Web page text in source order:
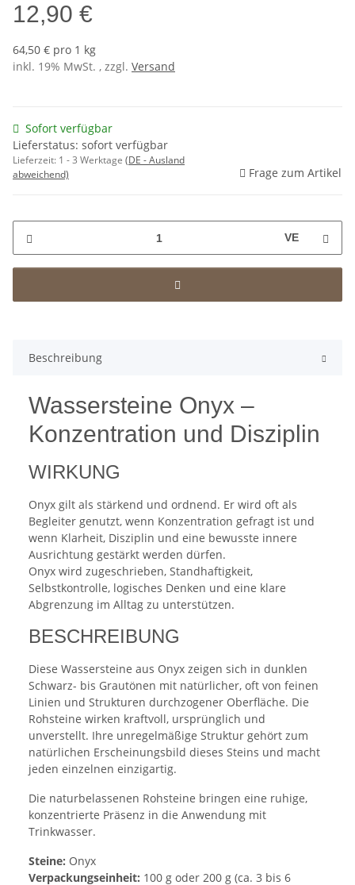
12,90 €
64,50 € pro 1 kg
inkl. 19% MwSt. , zzgl. Versand
Sofort verfügbar
Lieferstatus: sofort verfügbar
Lieferzeit: 1 - 3 Werktage (DE - Ausland
abweichend)
Frage zum Artikel
VE
Beschreibung
Wassersteine Onyx –
Konzentration und Disziplin
WIRKUNG
Onyx gilt als stärkend und ordnend. Er wird oft als
Begleiter genutzt, wenn Konzentration gefragt ist und
wenn Klarheit, Disziplin und eine bewusste innere
Ausrichtung gestärkt werden dürfen.
Onyx wird zugeschrieben, Standhaftigkeit,
Selbstkontrolle, logisches Denken und eine klare
Abgrenzung im Alltag zu unterstützen.
BESCHREIBUNG
Diese Wassersteine aus Onyx zeigen sich in dunklen
Schwarz- bis Grautönen mit natürlicher, oft von feinen
Linien und Strukturen durchzogener Oberfläche. Die
Rohsteine wirken kraftvoll, ursprünglich und
unverstellt. Ihre unregelmäßige Struktur gehört zum
natürlichen Erscheinungsbild dieses Steins und macht
jeden einzelnen einzigartig.
Die naturbelassenen Rohsteine bringen eine ruhige,
konzentrierte Präsenz in die Anwendung mit
Trinkwasser.
Steine: Onyx
Verpackungseinheit: 100 g oder 200 g (ca. 3 bis 6